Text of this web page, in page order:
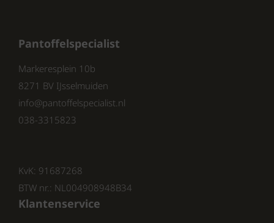
bij elke loungewear
Zoek je kwalitatieve
met een comfortabele pasvorm en een
verzorgde uitstraling? Dan zijn de
17 pantoffels
De Geschiedenis van Rohde
Rohde is een gerenommeerd Duits merk,
opgericht in 1862 door Erich Rohde. Sinds de
Pantoffelspecialist
Markeresplein 10b
8271 BV IJsselmuiden
info@pantoffelspecialist.nl
038-3315823
KvK: 91687268
BTW nr.: NL004908948B34
Klantenservice